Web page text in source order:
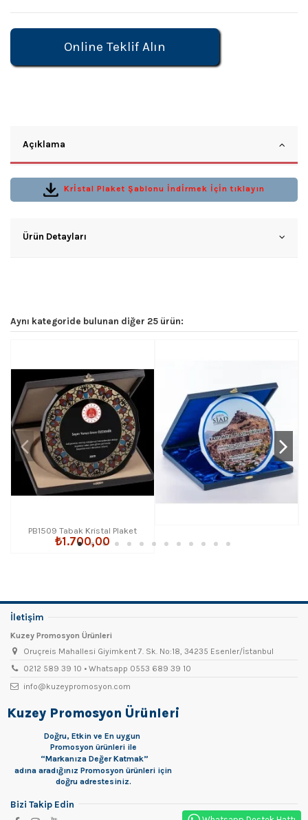
Online Teklif Alın
Açıklama
Krİstal Plaket Şablonu İndİrmek İçİn tıklayın
Ürün Detayları
Aynı kategoride bulunan diğer 25 ürün:
PB1509 Tabak Kristal Plaket
₺1.700,00
İletişim
Kuzey Promosyon Ürünleri
Oruçreis Mahallesi Giyimkent 7. Sk. No:18, 34235 Esenler/İstanbul
0212 589 39 10 • Whatsapp 0553 689 39 10
info@kuzeypromosyon.com
Kuzey Promosyon Ürünleri
Doğru, Etkin ve En uygun
Promosyon ürünleri ile
“Markanıza Değer Katmak”
adına aradığınız Promosyon ürünleri için
doğru adrestesiniz.
Bizi Takip Edin